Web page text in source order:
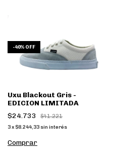
-40% OFF
Uxu Blackout Gris -
EDICION LIMITADA
$24.733
$41.221
3x $8.244,33 sin interés
Comprar